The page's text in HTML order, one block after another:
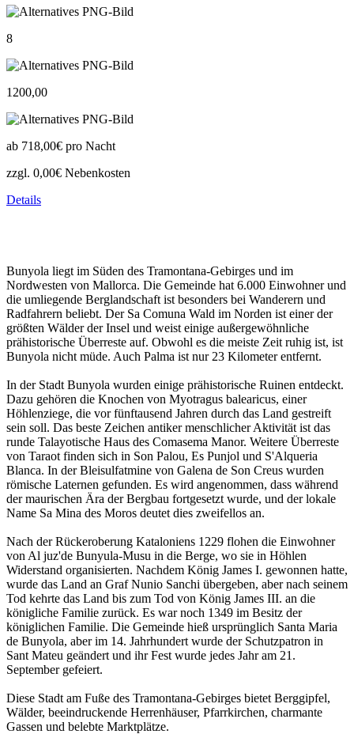
8
1200,00
ab 718,00€ pro Nacht
zzgl. 0,00€ Nebenkosten
Details
Bunyola liegt im Süden des Tramontana-Gebirges und im
Nordwesten von Mallorca. Die Gemeinde hat 6.000 Einwohner und
die umliegende Berglandschaft ist besonders bei Wanderern und
Radfahrern beliebt. Der Sa Comuna Wald im Norden ist einer der
größten Wälder der Insel und weist einige außergewöhnliche
prähistorische Überreste auf. Obwohl es die meiste Zeit ruhig ist, ist
Bunyola nicht müde. Auch Palma ist nur 23 Kilometer entfernt.
In der Stadt Bunyola wurden einige prähistorische Ruinen entdeckt.
Dazu gehören die Knochen von Myotragus balearicus, einer
Höhlenziege, die vor fünftausend Jahren durch das Land gestreift
sein soll. Das beste Zeichen antiker menschlicher Aktivität ist das
runde Talayotische Haus des Comasema Manor. Weitere Überreste
von Taraot finden sich in Son Palou, Es Punjol und S'Alqueria
Blanca. In der Bleisulfatmine von Galena de Son Creus wurden
römische Laternen gefunden. Es wird angenommen, dass während
der maurischen Ära der Bergbau fortgesetzt wurde, und der lokale
Name Sa Mina des Moros deutet dies zweifellos an.
Nach der Rückeroberung Kataloniens 1229 flohen die Einwohner
von Al juz'de Bunyula-Musu in die Berge, wo sie in Höhlen
Widerstand organisierten. Nachdem König James I. gewonnen hatte,
wurde das Land an Graf Nunio Sanchi übergeben, aber nach seinem
Tod kehrte das Land bis zum Tod von König James III. an die
königliche Familie zurück. Es war noch 1349 im Besitz der
königlichen Familie. Die Gemeinde hieß ursprünglich Santa Maria
de Bunyola, aber im 14. Jahrhundert wurde der Schutzpatron in
Sant Mateu geändert und ihr Fest wurde jedes Jahr am 21.
September gefeiert.
Diese Stadt am Fuße des Tramontana-Gebirges bietet Berggipfel,
Wälder, beeindruckende Herrenhäuser, Pfarrkirchen, charmante
Gassen und belebte Marktplätze.